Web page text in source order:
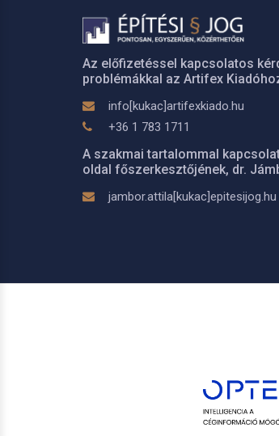
Az előfizetéssel kapcsolatos
problémákkal az Artifex
info[kukac]artifexkiado.hu
+36 1 783 1711
A szakmai tartalommal
oldal főszerkesztőjének, dr.
jambor.attila[kukac]epitesijog.hu